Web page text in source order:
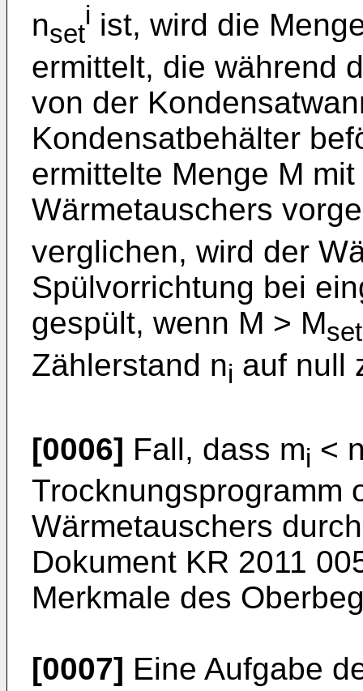
nset
i ist, wird die
ermittelt, die während
von der
Kondensatbehälter
ermittelte Menge M
Wärmetauschers
verglichen, wird der
Spülvorrichtung bei
gespült, wenn M > Mset
Zählerstand ni auf null
[0006] Fall, dass mi <
Trocknungsprogramm
Wärmetauschers
Dokument KR 2011
Merkmale des
[0007] Eine Aufgabe